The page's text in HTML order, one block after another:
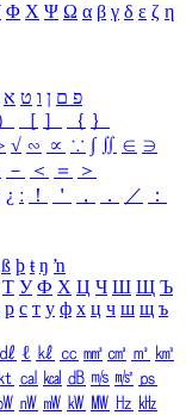
Φ Χ Ψ Ω α β γ δ ε ζ η
פ ם ן ו ט א
［ ］ ｛ ｝
√ ∽ ∝ ∵ ∫ ∬ ∈ ∋
－ ＜ ＝
＞
¿ ː ！ ＇ ， ． ／
：
ß þ ŧ ŋ ŉ
Т У Ф Х Ц Ч Ш Щ Ъ
р с т у ф х ц ч ш щ ъ
㎗ ℓ ㎘ ㏄ ㎣ ㎤ ㎥ ㎦
㏏ ㎈ ㎉ ㏈ ㎧ ㎨ ㎰
㎻ ㎽ ㎾ ㎿ ㎐ ㎑